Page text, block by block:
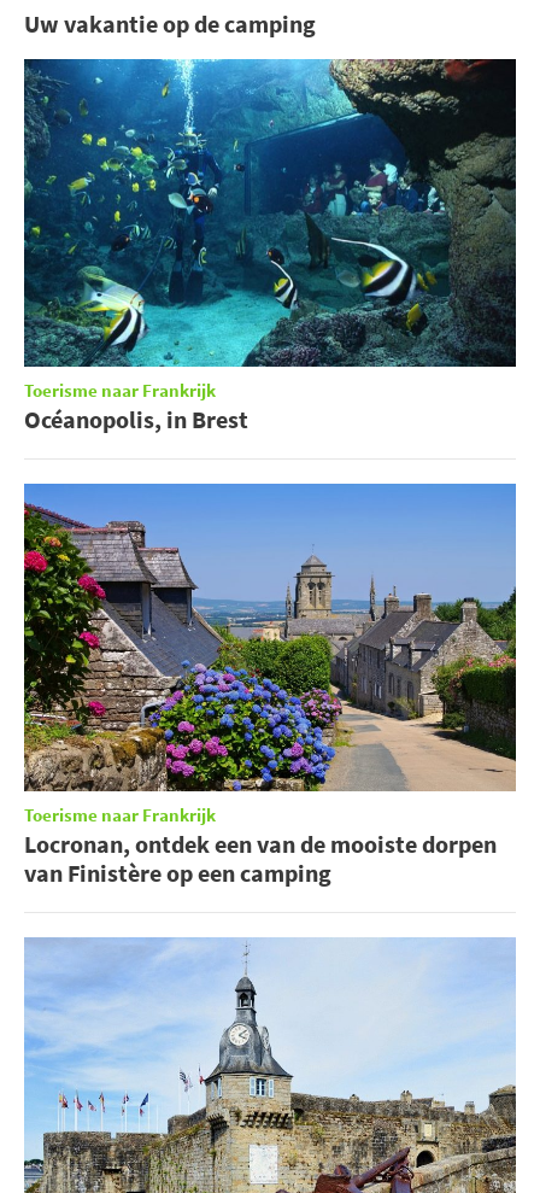
Uw vakantie op de camping
Toerisme naar Frankrijk
Océanopolis, in Brest
Toerisme naar Frankrijk
Locronan, ontdek een van de mooiste dorpen
van Finistère op een camping